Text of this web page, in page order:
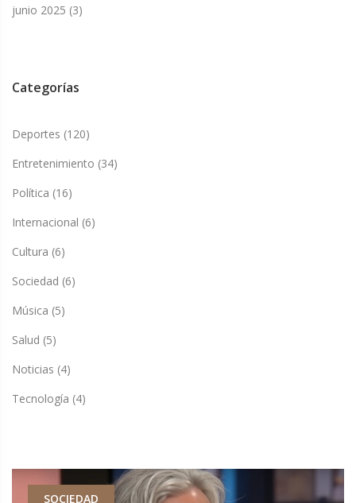
junio 2025 (3)
Categorías
Deportes (120)
Entretenimiento (34)
Política (16)
Internacional (6)
Cultura (6)
Sociedad (6)
Música (5)
Salud (5)
Noticias (4)
Tecnología (4)
SOCIEDAD